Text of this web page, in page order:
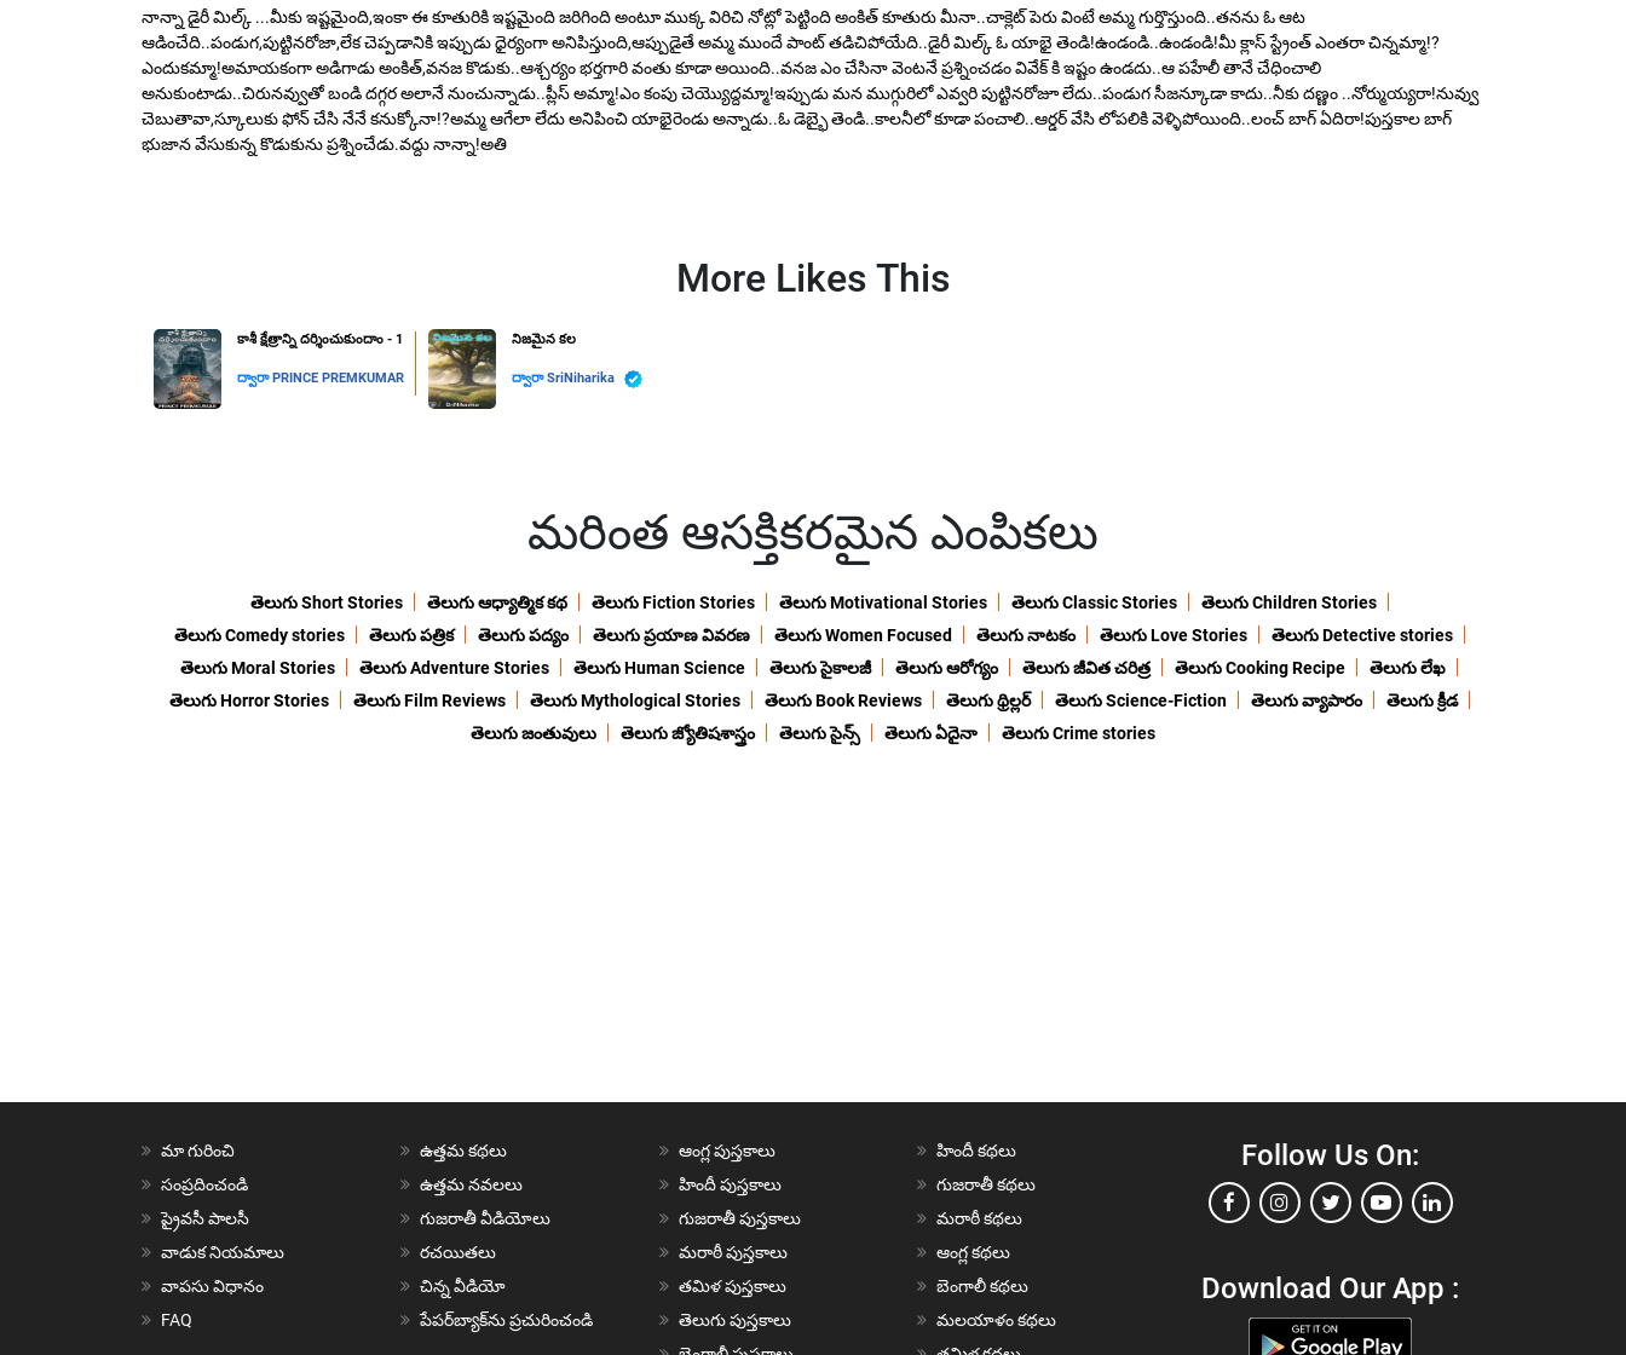
నాన్నా డైరీ మిల్క్ ...మీకు ఇష్టమైంది,ఇంకా ఈ కూతురికి ఇష్టమైంది జరిగింది అంటూ ముక్క విరిచి నోట్లో పెట్టింది అంకిత్ కూతురు మీనా..చాక్లెట్ పెరు వింటే అమ్మ గుర్తొస్తుంది..తనను ఓ ఆట
ఆడించేది..పండుగ,పుట్టినరోజా,లేక చెప్పడానికి ఇప్పుడు ధైర్యంగా అనిపిస్తుంది,ఆప్పుడైతే అమ్మ ముందే పాంట్ తడిచిపోయేది..డైరీ మిల్క్ ఓ యాభై తెండి!ఉండండి..ఉండండి!మీ క్లాస్ స్ట్రేంత్ ఎంతరా చిన్నమ్మా!?
ఎందుకమ్మా!అమాయకంగా అడిగాడు అంకిత్,వనజ కొడుకు..ఆశ్చర్యం భర్తగారి వంతు కూడా అయింది..వనజ ఎం చేసినా వెంటనే ప్రశ్నించడం వివేక్ కి ఇష్టం ఉండదు..ఆ పహేలీ తానే చేధించాలి
అనుకుంటాడు..చిరునవ్వుతో బండి దగ్గర అలానే నుంచున్నాడు..ప్లీస్ అమ్మా!ఎం కంపు చెయ్యొద్దమ్మా!ఇప్పుడు మన ముగ్గురిలో ఎవ్వరి పుట్టినరోజూ లేదు..పండుగ సీజన్కూడా కాదు..నీకు దణ్ణం ..నోర్ముయ్యరా!నువ్వు
చెబుతావా,స్కూలుకు ఫోన్ చేసి నేనే కనుక్కోనా!?అమ్మ ఆగేలా లేదు అనిపించి యాభైరెండు అన్నాడు..ఓ డెబ్భై తెండి..కాలనీలో కూడా పంచాలి..ఆర్డర్ వేసి లోపలికి వెళ్ళిపోయింది..లంచ్ బాగ్ ఏదిరా!పుస్తకాల బాగ్
భుజాన వేసుకున్న కొడుకును ప్రశ్నించేడు.వద్దు నాన్నా!అతి
More Likes This
కాశీ క్షేత్రాన్ని దర్శించుకుందాం - 1
ద్వారా PRINCE PREMKUMAR
నిజమైన కల
ద్వారాSriNiharika
మరింత ఆసక్తికరమైన ఎంపికలు
తెలుగు Short Stories తెలుగు ఆధ్యాత్మిక కథ తెలుగు Fiction Stories తెలుగు Motivational Stories తెలుగు Classic Stories
తెలుగు Children Stories
తెలుగు Comedy stories
తెలుగు పత్రిక తెలుగు పద్యం తెలుగు ప్రయాణ వివరణ తెలుగు Women Focused తెలుగు నాటకం తెలుగు Love Stories
తెలుగు Detective stories
తెలుగు Moral Stories
తెలుగు Adventure Stories తెలుగు Human Science తెలుగు సైకాలజీ తెలుగు ఆరోగ్యం తెలుగు జీవిత చరిత్ర తెలుగు Cooking Recipe
తెలుగు లేఖ
తెలుగు Horror Stories
తెలుగు Film Reviews తెలుగు Mythological Stories తెలుగు Book Reviews తెలుగు థ్రిల్లర్ తెలుగు Science-Fiction తెలుగు వ్యాపారం
తెలుగు క్రీడ
తెలుగు జంతువులు
తెలుగు జ్యోతిషశాస్త్రం తెలుగు సైన్స్ తెలుగు ఏదైనా తెలుగు Crime stories
మా గురించి
సంప్రదించండి
ప్రైవసీ పాలసీ
వాడుక నియమాలు
వాపసు విధానం
FAQ
ఉత్తమ కథలు
ఉత్తమ నవలలు
గుజరాతీ వీడియోలు
రచయితలు
చిన్న వీడియో
పేపర్‌బ్యాక్‌ను ప్రచురించండి
ఆంగ్ల పుస్తకాలు
హిందీ పుస్తకాలు
గుజరాతీ పుస్తకాలు
మరాఠీ పుస్తకాలు
తమిళ పుస్తకాలు
తెలుగు పుస్తకాలు
హిందీ కథలు
గుజరాతీ కథలు
మరాఠీ కథలు
ఆంగ్ల కథలు
బెంగాలీ కథలు
మలయాళం కథలు
Follow Us On:
Download Our App :